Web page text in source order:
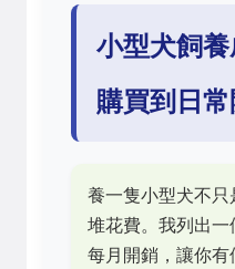
小型犬飼
購買到日
養一隻小型犬不
堆花費。我列出一
每月開銷，讓你